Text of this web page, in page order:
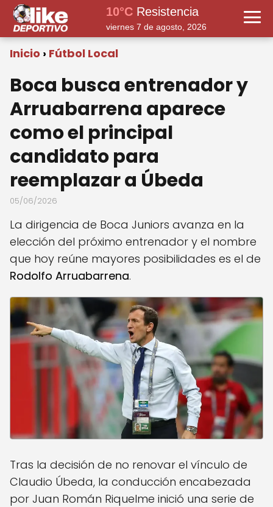
10°CResistencia
viernes 7 de agosto, 2026
Inicio Fútbol Local
Boca busca entrenador y
Arruabarrena aparece
como el principal
candidato para
reemplazar a Úbeda
05/06/2026
La dirigencia de Boca Juniors avanza en la
elección del próximo entrenador y el nombre
que hoy reúne mayores posibilidades es el de
Rodolfo Arruabarrena.
Tras la decisión de no renovar el vínculo de
Claudio Úbeda, la conducción encabezada
por Juan Román Riquelme inició una serie de